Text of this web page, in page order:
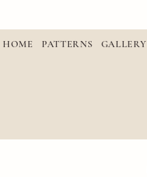
HOME PATTERNS GALLERY